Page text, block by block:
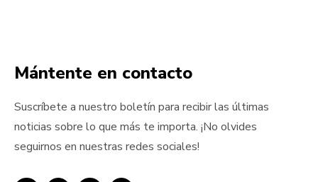
Mántente en contacto
Suscríbete a nuestro boletín para recibir las últimas
noticias sobre lo que más te importa. ¡No olvides
seguirnos en nuestras redes sociales!